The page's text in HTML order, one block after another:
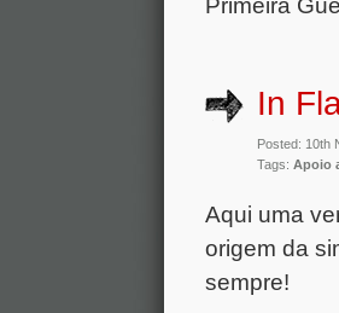
In
Posted: 10th
Tags: Apoio
Aqui uma
origem da
sempre!